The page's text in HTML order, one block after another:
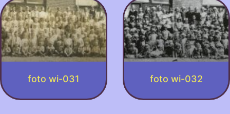
foto wi-031 foto wi-032